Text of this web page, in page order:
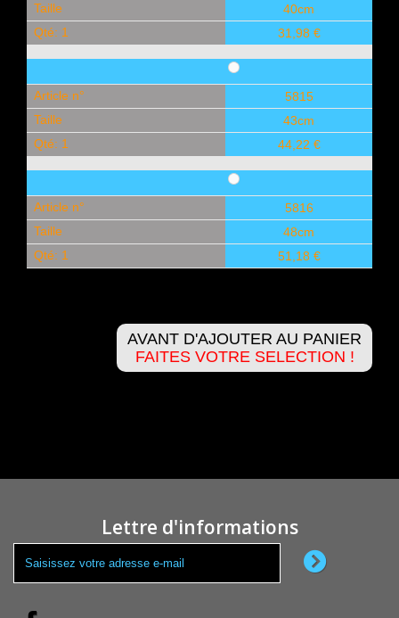
Taille
40cm
Qté: 1
31,98 €
Article n°
5815
Taille
43cm
Qté: 1
44,22 €
Article n°
5816
Taille
48cm
Qté: 1
51,18 €
AVANT D'AJOUTER AU PANIER
FAITES VOTRE SELECTION !
Lettre d'informations